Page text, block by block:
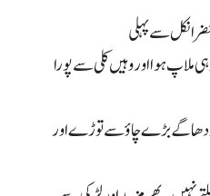
انکل سے پہلی
ملاپ ہوا اور وہیں کلی سے پورا
دھاگے بڑے چاؤ سے توڑے اور